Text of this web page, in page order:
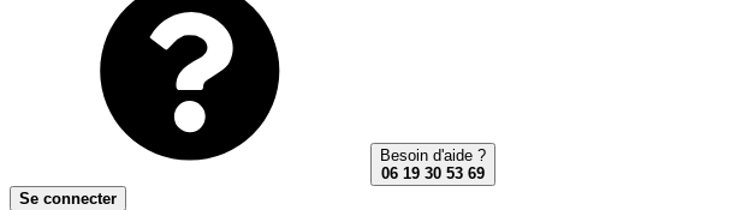
Besoin d'aide ?
06 19 30 53 69
Se connecter